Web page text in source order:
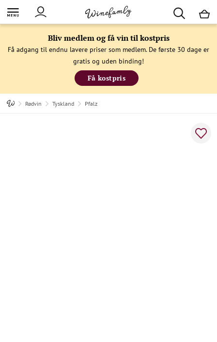
Bliv medlem og få vin til kostpris
Få adgang til endnu lavere priser som medlem. De første 30 dage er
gratis og uden binding!
Få kostpris
Rødvin Tyskland Pfalz